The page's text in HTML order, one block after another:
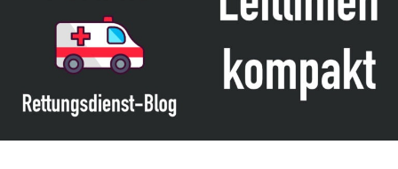
Leitlinie „Bauchschmerz bei Kindern und Jugendlichen – Bildgebende
Diagnostik“ der GPR
Leitlinie „Erbrechen im Kindes- und Jugendalter – Bildgebende
Diagnostik“ der GPR
Leitlinie „Kopfschmerzen bei Kindern und Jugendlichen – Bildgebende
Diagnostik“ der GPR